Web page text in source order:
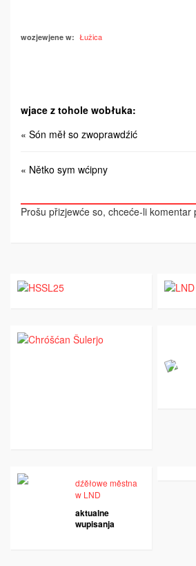
wozjewjene w: Łužica
wjace z tohole wobłuka:
« Són měł so zwoprawdźić
« Nětko sym wćipny
Prošu přizjewće so, chceće-li komentar
dźěłowe městna
w LND
aktualne
wupisanja